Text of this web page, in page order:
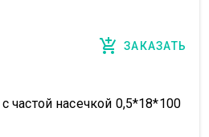
ЗАКАЗАТЬ
частой насечкой 0,5*18*100